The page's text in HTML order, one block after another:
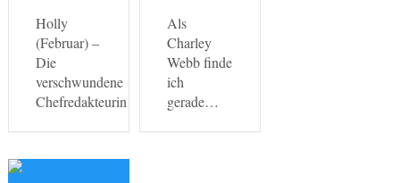
Holly
(Februar) –
Die
verschwundene
Chefredakteurin
Als
Charley
Webb finde
ich
gerade…